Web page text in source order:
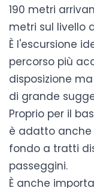
190 metri
metri sul livello
È l'escursione
percorso più
disposizione
di grande
Proprio per il
è adatto anche
fondo a tratti
passeggini.
È anche